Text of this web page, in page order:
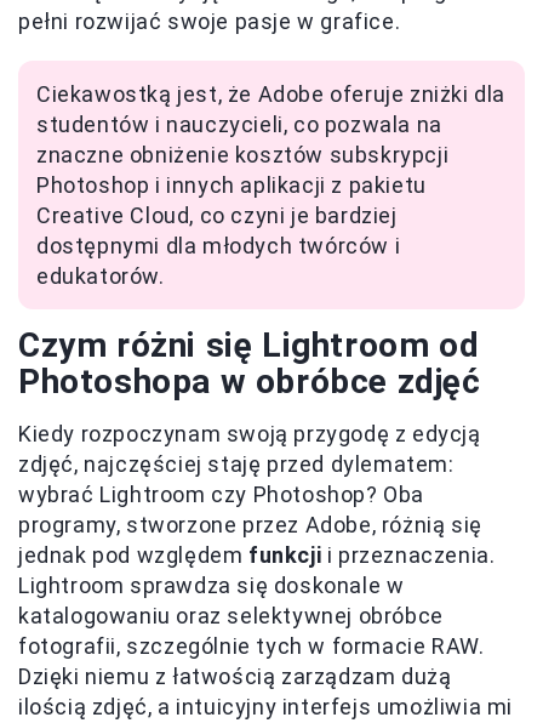
pełni rozwijać swoje pasje w grafice.
Ciekawostką jest, że Adobe oferuje zniżki dla
studentów i nauczycieli, co pozwala na
znaczne obniżenie kosztów subskrypcji
Photoshop i innych aplikacji z pakietu
Creative Cloud, co czyni je bardziej
dostępnymi dla młodych twórców i
edukatorów.
Czym różni się Lightroom od
Photoshopa w obróbce zdjęć
Kiedy rozpoczynam swoją przygodę z edycją
zdjęć, najczęściej staję przed dylematem:
wybrać Lightroom czy Photoshop? Oba
programy, stworzone przez Adobe, różnią się
jednak pod względem funkcji i przeznaczenia.
Lightroom sprawdza się doskonale w
katalogowaniu oraz selektywnej obróbce
fotografii, szczególnie tych w formacie RAW.
Dzięki niemu z łatwością zarządzam dużą
ilością zdjęć, a intuicyjny interfejs umożliwia mi